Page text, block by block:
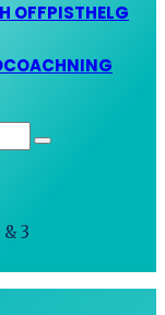
OFFPISTHELG
3